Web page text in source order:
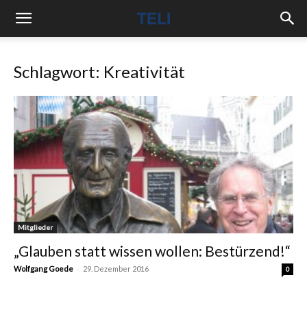
Schlagwort: Kreativität
Mitglieder
„Glauben statt wissen wollen: Bestürzend!“
Wolfgang Goede - 29. Dezember 2016 0